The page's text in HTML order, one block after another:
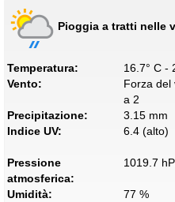
Pioggia a tratti nelle
Temperatura:
16.7° C -
Vento:
Forza del
a 2
Precipitazione:
3.15 mm
Indice UV:
6.4 (alto)
Pressione
atmosferica:
1019.7
Umidità:
77 %